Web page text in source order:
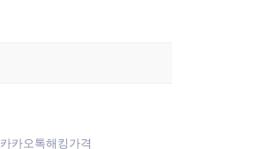
카카오톡해킹가격